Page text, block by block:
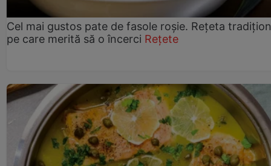
Cel mai gustos pate de fasole roșie. Rețeta
pe care merită să o încerci Rețete